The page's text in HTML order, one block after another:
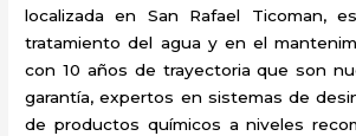
localizada en San Rafael Ticoman,
tratamiento del agua y en el
con 10 años de trayectoria que son
garantía, expertos en sistemas de
de productos químicos a niveles